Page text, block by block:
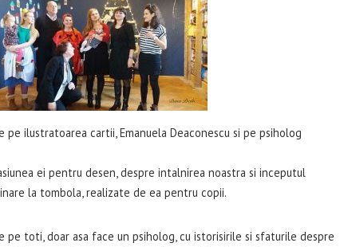
ilustratoarea cartii, Emanuela Deaconescu si pe psiholog
ei pentru desen, despre intalnirea noastra si inceputul
la tombola, realizate de ea pentru copii.
pe toti, doar asa face un psiholog, cu istorisirile si sfaturile despre